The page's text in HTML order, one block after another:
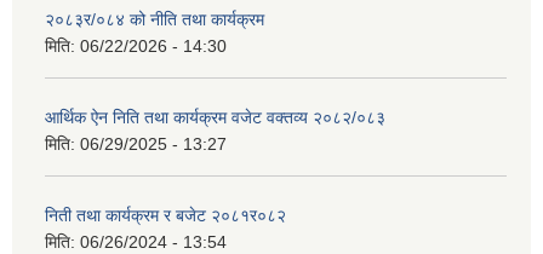
२०८३र/०८४ को नीति तथा कार्यक्रम
मिति: 06/22/2026 - 14:30
आर्थिक ऐन निति तथा कार्यक्रम वजेट वक्तव्य २०८२/०८३
मिति: 06/29/2025 - 13:27
निती तथा कार्यक्रम र बजेट २०८१र०८२
मिति: 06/26/2024 - 13:54